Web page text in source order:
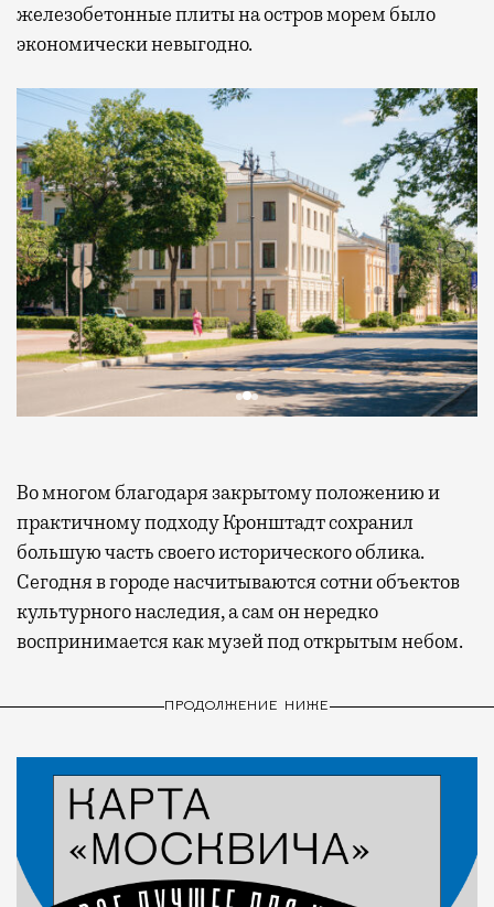
железобетонные плиты на остров морем было
экономически невыгодно.
Во многом благодаря закрытому положению и
практичному подходу Кронштадт сохранил
большую часть своего исторического облика.
Сегодня в городе насчитываются сотни объектов
культурного наследия, а сам он нередко
воспринимается как музей под открытым небом.
ПРОДОЛЖЕНИЕ НИЖЕ